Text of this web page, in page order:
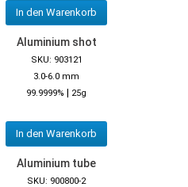
In den Warenkorb
Aluminium shot
SKU: 903121
3.0-6.0 mm
99.9999% | 25g
In den Warenkorb
Aluminium tube
SKU: 900800-2